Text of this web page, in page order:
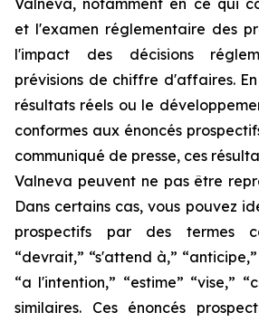
et l'examen réglementaire des
l'impact des décisions
prévisions de chiffre d'affaires.
résultats réels ou le
conformes aux énoncés
communiqué de presse, ces
Valneva peuvent ne pas être
Dans certains cas, vous pouvez
prospectifs par des termes
“devrait,” “s'attend à,”
“a l'intention,” “estime” “vise,”
similaires. Ces énoncés